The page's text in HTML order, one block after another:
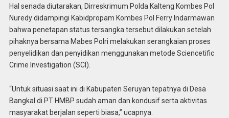
Hal senada diutarakan, Dirreskrimum Polda Kalteng Kombes Pol
Nuredy didampingi Kabidpropam Kombes Pol Ferry Indarmawan
bahwa penetapan status tersangka tersebut dilakukan setelah
pihaknya bersama Mabes Polri melakukan serangkaian proses
penyelidikan dan penyidikan menggunakan metode Sciencetific
Crime Investigation (SCI).
“Untuk situasi saat ini di Kabupaten Seruyan tepatnya di Desa
Bangkal di PT HMBP sudah aman dan kondusif serta aktivitas
masyarakat berjalan seperti biasa,” ucapnya.